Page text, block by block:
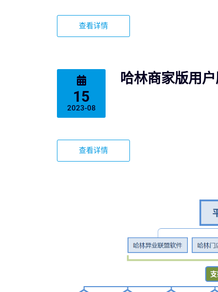
查看详情
15
2023-08
哈林商家版用
查看详情